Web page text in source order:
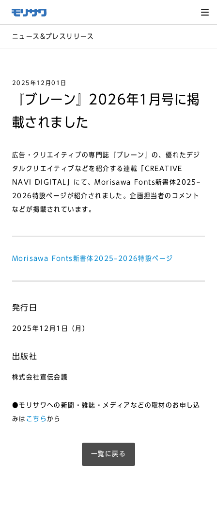
メ
ニュー
飛ばし
へ移動
ニュース&プレスリリース
2025年12月01日
『ブレーン』2026年1月号に掲
載されました
広告・クリエイティブの専門誌『ブレーン』の、優れたデジ
タルクリエイティブなどを紹介する連載「CREATIVE
NAVI DIGITAL」にて、Morisawa Fonts新書体2025–
2026特設ページが紹介されました。企画担当者のコメント
などが掲載されています。
Morisawa Fonts新書体2025–2026特設ページ
発行日
2025年12月1日（月）
出版社
株式会社宣伝会議
●モリサワへの新聞・雑誌・メディアなどの取材のお申し込
みは こちら から
一覧に戻る